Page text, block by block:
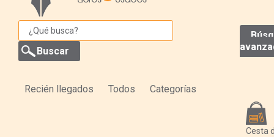
Recién llegados Todos Categorías
Cesta